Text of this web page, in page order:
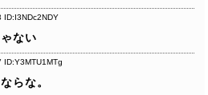
ID:I3NDc2NDY
ない
ID:Y3MTU1MTg
らな。